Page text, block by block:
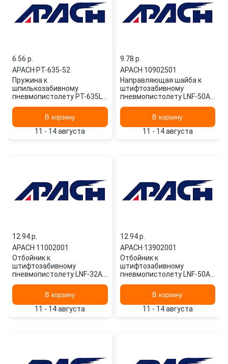
6.56 p.
APACH·PT-635-52
Пружина к
шпилькозабивному
пневмопистолету PT-635L
APACH
В корзину
11 - 14 августа
9.78 p.
APACH·10902501
Направляющая шайба к
штифтозабивному
пневмопистолету LNF-50AC
В корзину
11 - 14 августа
12.94 p.
APACH·11002001
Отбойник к
штифтозабивному
пневмопистолету LNF-32AC
В корзину
11 - 14 августа
12.94 p.
APACH·13902001
Отбойник к
штифтозабивному
пневмопистолету LNF-50AC
В корзину
11 - 14 августа